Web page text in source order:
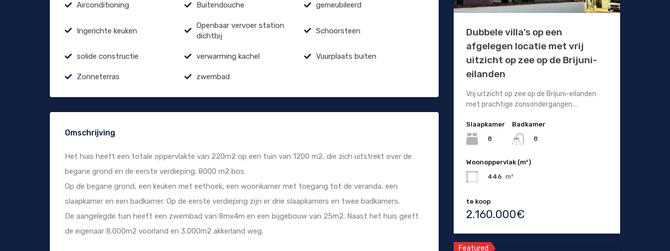
Airconditioning Buitendouche gemeubileerd
Ingerichte keuken
Openbaar vervoer station
dichtbij
Schoorsteen
solide constructie verwarming kachel Vuurplaats buiten
Zonneterras zwembad
Omschrijving
Het huis heeft een totale oppervlakte van 220m2 op een tuin van 1200 m2, die zich uitstrekt over de
begane grond en de eerste verdieping. 8000 m2 bos.
Op de begane grond, een keuken met eethoek, een woonkamer met toegang tot de veranda, een
slaapkamer en een badkamer. Op de eerste verdieping zijn er drie slaapkamers en twee badkamers.
De aangelegde tuin heeft een zwembad van 8mx4m en een bijgebouw van 25m2. Naast het huis geeft
de eigenaar 8.000m2 voorland en 3.000m2 akkerland weg.
Dubbele villa’s op een
afgelegen locatie met vrij
uitzicht op zee op de Brijuni-
eilanden
Vrij uitzicht op zee op de Brijuni-eilanden
met prachtige zonsondergangen.…
Slaapkamer
8
Badkamer
8
Woonoppervlak (m²)
446 m²
te koop
2.160.000€
Featured